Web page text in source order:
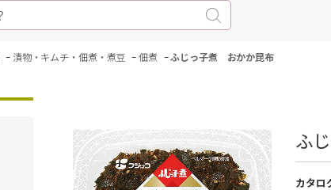
- 漬物・キムチ・佃煮・煮豆 - 佃煮 -ふじっ子煮 おかか昆布
ふ
カタロ